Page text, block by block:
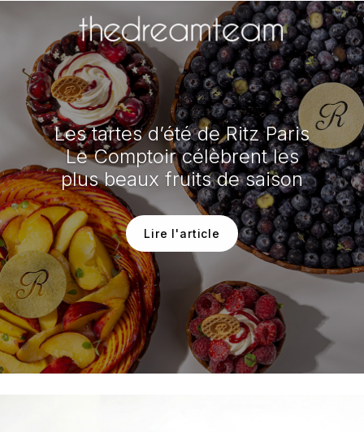
Les tartes d’été de Ritz Paris
Le Comptoir célèbrent les
plus beaux fruits de saison
Lire l'article